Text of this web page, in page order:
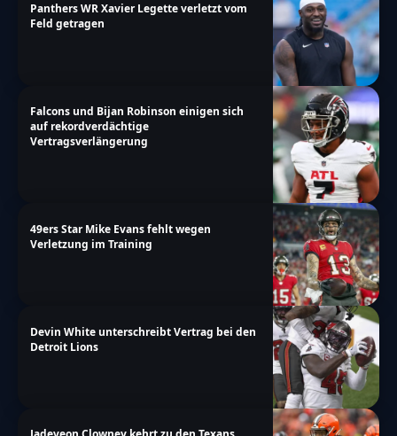
Panthers WR Xavier Legette verletzt vom
Feld getragen
Falcons und Bijan Robinson einigen sich
auf rekordverdächtige
Vertragsverlängerung
49ers Star Mike Evans fehlt wegen
Verletzung im Training
Devin White unterschreibt Vertrag bei den
Detroit Lions